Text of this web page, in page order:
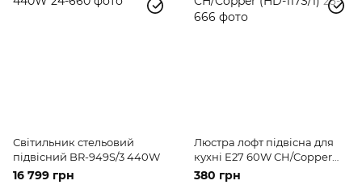
Світильник стельовий
підвісний BR-949S/3 440W
16 799 грн
Люстра лофт підвісна для
кухні E27 60W CH/Copper
(HD-117S/1)
380 грн